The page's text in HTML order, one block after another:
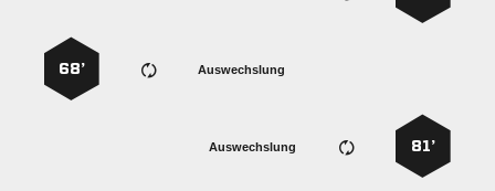
Auswechslung
68’
81’
Auswechslung